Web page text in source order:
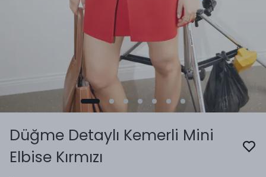
Düğme Detaylı Kemerli Mini
Elbise Kırmızı